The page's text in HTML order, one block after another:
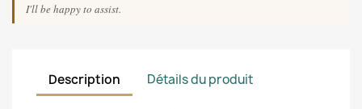
I'll be happy to assist.
Description Détails du produit